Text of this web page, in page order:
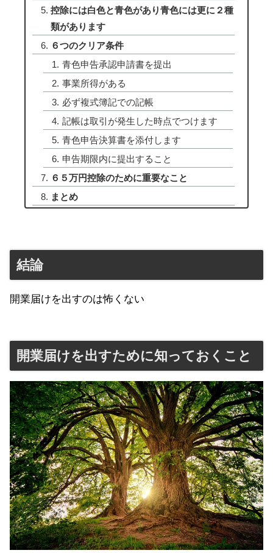
控除には白色と青色があり青色には更に２種
類があります
６つのクリア条件
青色申告承認申請書を提出
事業所得がある
必ず複式簿記での記帳
記帳は取引が発生した時点でつけます
青色申告決算書を添付します
申告期限内に提出すること
６５万円控除のために重要なこと
まとめ
結論
開業届けを出すのは怖くない
開業届けを出すために知っておくこと